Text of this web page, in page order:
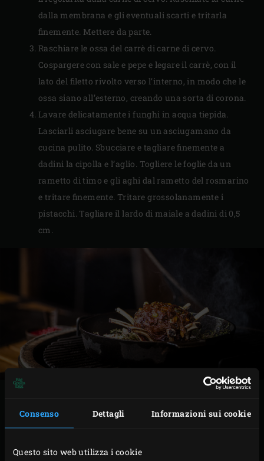
Consenso Dettagli Informazioni sui cookie
Questo sito web utilizza i cookie
dalla membrana e gli eventuali scarti e tritarla
finemente. Mettere da parte.
Raschiare le ossa del carrè di carne di cervo.
Cospargere con sale e pepe e legare il carrè, con il
lato del filetto rivolto verso l’interno, in modo che le
ossa siano all’esterno, creando una sorta di corona.
Lavare delicatamente i funghi in acqua tiepida.
Lasciarli asciugare bene su un asciugamano da
cucina pulito. Sbucciare e tagliare finemente a
dadini la cipolla e l’aglio. Togliere le foglie da un
rametto di timo e gli aghi dal rametto del rosmarino
e tritare finemente. Tritare grossolanamente i
pistacchi. Tagliare il lardo di maiale a dadini di 0,5
cm.
Scaldare il burro nella
griglia. Aggiungere la cipolla, l’aglio e le erbe